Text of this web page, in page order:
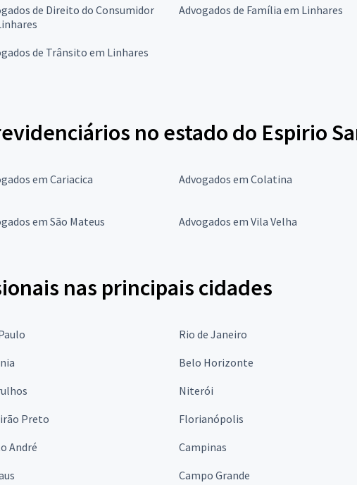
de Direito do Consumidor
Advogados de Família em Linhares
de Trânsito em Linhares
no estado do Espirio
em Cariacica Advogados em Colatina
em São Mateus Advogados em Vila Velha
nas principais cidades
Rio de Janeiro
Belo Horizonte
Niterói
Preto Florianópolis
André Campinas
Campo Grande